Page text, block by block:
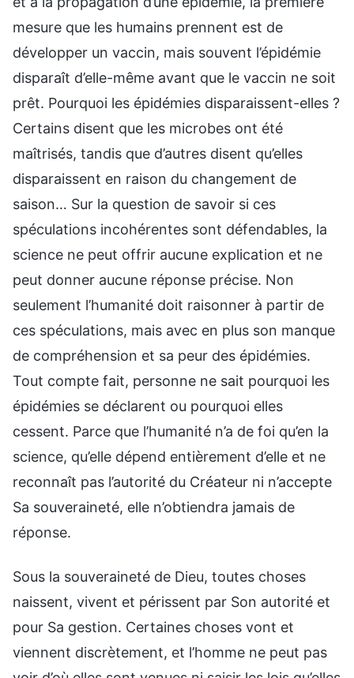
mesure que les humains prennent est de
développer un vaccin, mais souvent l’épidémie
disparaît d’elle-même avant que le vaccin ne soit
prêt. Pourquoi les épidémies disparaissent-elles ?
Certains disent que les microbes ont été
maîtrisés, tandis que d’autres disent qu’elles
disparaissent en raison du changement de
saison… Sur la question de savoir si ces
spéculations incohérentes sont défendables, la
science ne peut offrir aucune explication et ne
peut donner aucune réponse précise. Non
seulement l’humanité doit raisonner à partir de
ces spéculations, mais avec en plus son manque
de compréhension et sa peur des épidémies.
Tout compte fait, personne ne sait pourquoi les
épidémies se déclarent ou pourquoi elles
cessent. Parce que l’humanité n’a de foi qu’en la
science, qu’elle dépend entièrement d’elle et ne
reconnaît pas l’autorité du Créateur ni n’accepte
Sa souveraineté, elle n’obtiendra jamais de
réponse.
Sous la souveraineté de Dieu, toutes choses
naissent, vivent et périssent par Son autorité et
pour Sa gestion. Certaines choses vont et
viennent discrètement, et l’homme ne peut pas